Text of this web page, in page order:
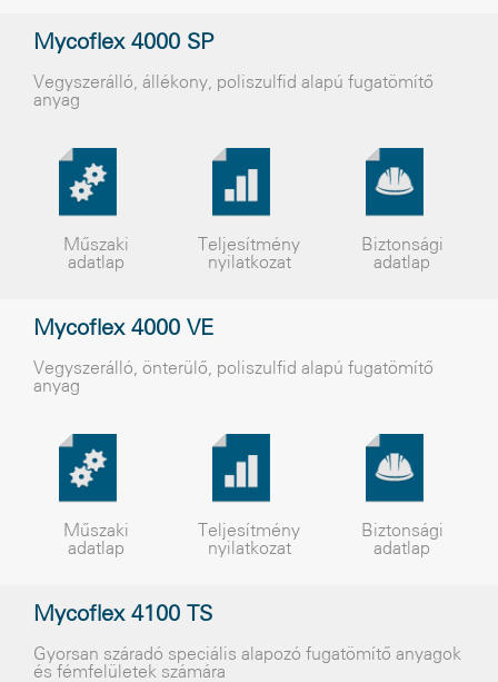
Mycoflex 4000 SP
Vegyszerálló, állékony, poliszulfid alapú fugatömítõ
anyag
Műszaki
adatlap
Teljesítmény
nyilatkozat
Biztonsági
adatlap
Mycoflex 4000 VE
Vegyszerálló, önterülõ, poliszulfid alapú fugatömítõ
anyag
Műszaki
adatlap
Teljesítmény
nyilatkozat
Biztonsági
adatlap
Mycoflex 4100 TS
Gyorsan száradó speciális alapozó fugatömítõ anyagok
és fémfelületek számára